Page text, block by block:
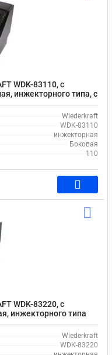
WDK-83110, с
инжекторного типа, с
Wiederkraft
WDK-83110
инжекторная
Боковая
110
WDK-83220, с
инжекторного типа
Wiederkraft
WDK-83220